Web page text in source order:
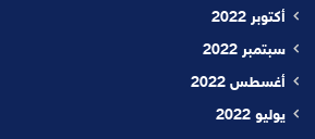
أكتوبر 2022
سبتمبر 2022
أغسطس 2022
يوليو 2022